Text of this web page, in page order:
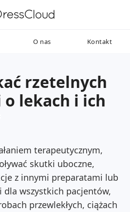
O nas Kontakt
rzetelnych
lekach i ich
terapeutycznym,
skutki uboczne,
z innymi preparatami lub
wszystkich pacjentów,
przewlekłych, ciążach